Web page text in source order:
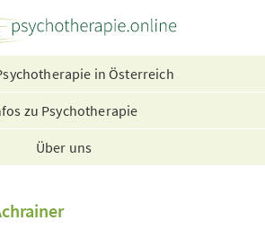
in Österreich
zu Psychotherapie
Über uns